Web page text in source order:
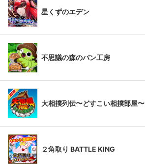
星くずのエデン
不思議の森のパン工房
大相撲列伝〜どすこい相撲部屋〜
２角取り BATTLE KING